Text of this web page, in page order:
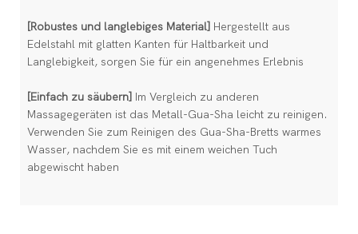
[Robustes und langlebiges Material] Hergestellt aus
Edelstahl mit glatten Kanten für Haltbarkeit und
Langlebigkeit, sorgen Sie für ein angenehmes Erlebnis
[Einfach zu säubern] Im Vergleich zu anderen
Massagegeräten ist das Metall-Gua-Sha leicht zu reinigen.
Verwenden Sie zum Reinigen des Gua-Sha-Bretts warmes
Wasser, nachdem Sie es mit einem weichen Tuch
abgewischt haben